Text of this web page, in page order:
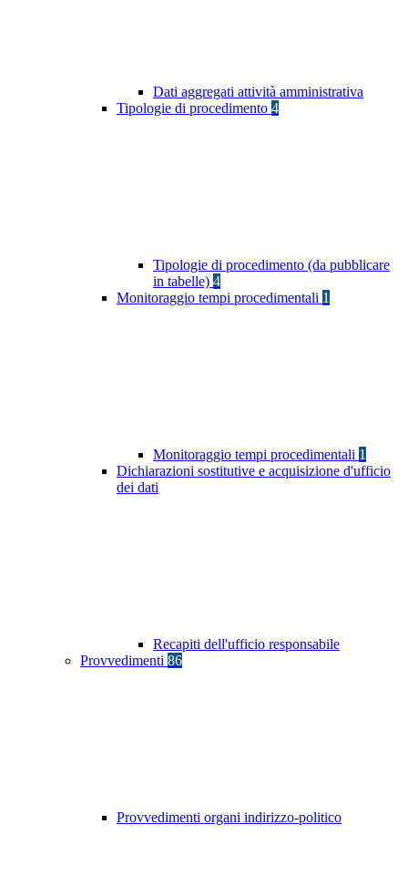
Dati aggregati attività amministrativa
Tipologie di procedimento 4
Tipologie di procedimento (da pubblicare
in tabelle) 4
Monitoraggio tempi procedimentali 1
Monitoraggio tempi procedimentali 1
Dichiarazioni sostitutive e acquisizione d'ufficio
dei dati
Recapiti dell'ufficio responsabile
Provvedimenti 86
Provvedimenti organi indirizzo-politico